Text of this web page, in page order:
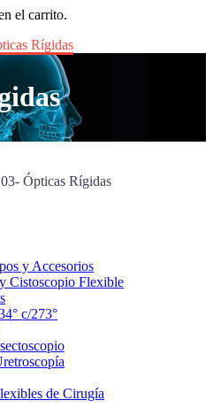
el carrito.
Rígidas
03- Ópticas Rígidas
y Accesorios
Cistoscopio Flexible
c/273°
de Cirugía